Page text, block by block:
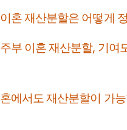
혼 재산분할은 어떻게
부 이혼 재산분할, 기여
에서도 재산분할이 가